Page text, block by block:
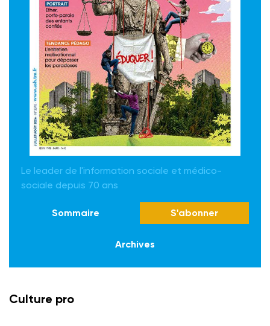
Le leader de l'information sociale et médico-
sociale depuis 70 ans
Sommaire S'abonner
Archives
Culture pro